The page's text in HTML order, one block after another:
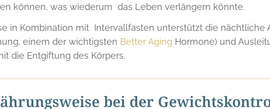
können, was wiederum das Leben verlängern könnte.
in Kombination mit Intervallfasten unterstützt die nächtliche
einem der wichtigsten Better Aging Hormone) und
die Entgiftung des Körpers.
bei der